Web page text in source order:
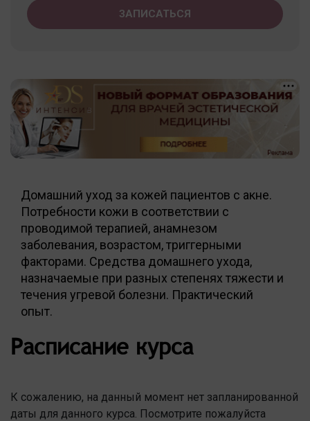
ЗАПИСАТЬСЯ
Домашний уход за кожей пациентов с акне.
Потребности кожи в соответствии с
проводимой терапией, анамнезом
заболевания, возрастом, триггерными
факторами. Средства домашнего ухода,
назначаемые при разных степенях тяжести и
течения угревой болезни. Практический
опыт.
Расписание курса
К сожалению, на данный момент нет запланированной
даты для данного курса. Посмотрите пожалуйста